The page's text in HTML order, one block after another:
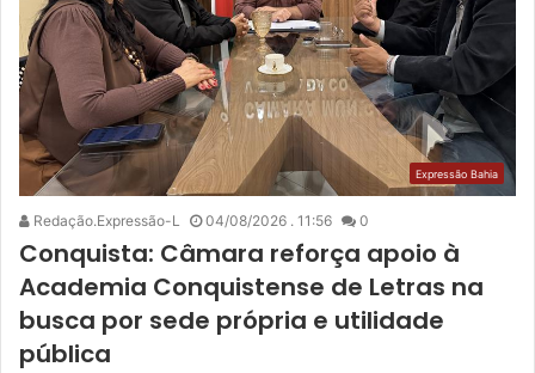
Expressão Bahia
Redação.Expressão-L 04/08/2026 . 11:56 0
Conquista: Câmara reforça apoio à
Academia Conquistense de Letras na
busca por sede própria e utilidade
pública